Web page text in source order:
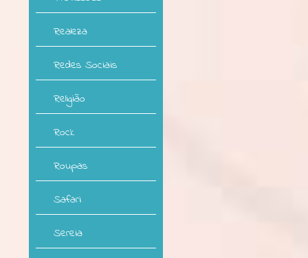
Realeza
Redes Sociais
Religião
Rock
Roupas
Safari
Sereia